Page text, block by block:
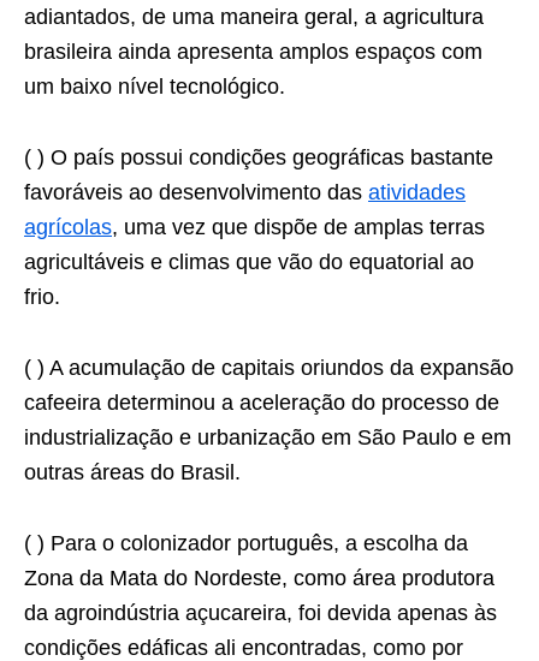
adiantados, de uma maneira geral, a agricultura
brasileira ainda apresenta amplos espaços com
um baixo nível tecnológico.
( ) O país possui condições geográficas bastante
favoráveis ao desenvolvimento das atividades
agrícolas, uma vez que dispõe de amplas terras
agricultáveis e climas que vão do equatorial ao
frio.
( ) A acumulação de capitais oriundos da expansão
cafeeira determinou a aceleração do processo de
industrialização e urbanização em São Paulo e em
outras áreas do Brasil.
( ) Para o colonizador português, a escolha da
Zona da Mata do Nordeste, como área produtora
da agroindústria açucareira, foi devida apenas às
condições edáficas ali encontradas, como por